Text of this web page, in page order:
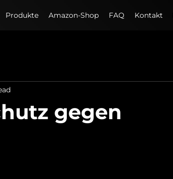
Produkte Amazon-Shop FAQ Kontakt
gegen